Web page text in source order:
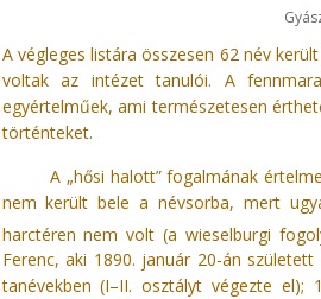
A végleges listára összesen 62 név
voltak az intézet tanulói. A
egyértelműek, ami természetesen
történteket.
A „hősi halott” fogalmának
nem került bele a névsorba, mert
harctéren nem volt (a wieselburgi
Ferenc, aki 1890. január 20-án
tanévekben (I–II. osztályt végezte el);